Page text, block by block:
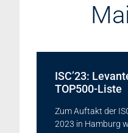
ISC’23:
TOP500-Liste
Zum Auftakt der
2023 in Hamburg